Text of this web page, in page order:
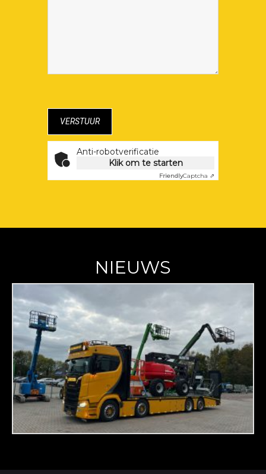
Anti-robotverificatie
Klik om te starten
FriendlyCaptcha ⇗
NIEUWS